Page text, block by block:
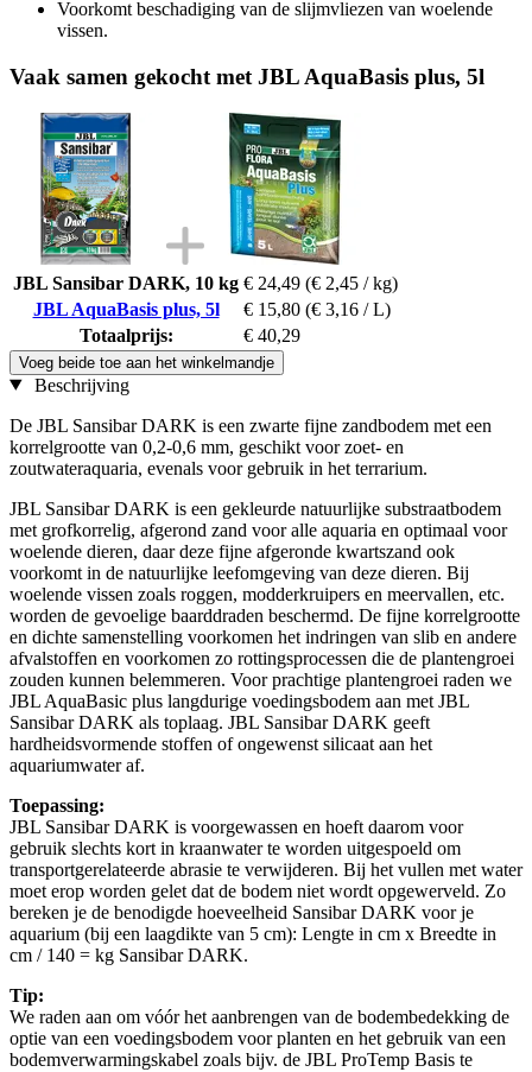
Voorkomt beschadiging van de slijmvliezen van woelende
vissen.
Vaak samen gekocht met JBL AquaBasis plus, 5l
JBL Sansibar DARK, 10 kg € 24,49 (€ 2,45 / kg)
JBL AquaBasis plus, 5l
€ 15,80 (€ 3,16 / L)
Totaalprijs:
€ 40,29
Voeg beide toe aan het winkelmandje
Beschrijving
De JBL Sansibar DARK is een zwarte fijne zandbodem met een
korrelgrootte van 0,2-0,6 mm, geschikt voor zoet- en
zoutwateraquaria, evenals voor gebruik in het terrarium.
JBL Sansibar DARK is een gekleurde natuurlijke substraatbodem
met grofkorrelig, afgerond zand voor alle aquaria en optimaal voor
woelende dieren, daar deze fijne afgeronde kwartszand ook
voorkomt in de natuurlijke leefomgeving van deze dieren. Bij
woelende vissen zoals roggen, modderkruipers en meervallen, etc.
worden de gevoelige baarddraden beschermd. De fijne korrelgrootte
en dichte samenstelling voorkomen het indringen van slib en andere
afvalstoffen en voorkomen zo rottingsprocessen die de plantengroei
zouden kunnen belemmeren. Voor prachtige plantengroei raden we
JBL AquaBasic plus langdurige voedingsbodem aan met JBL
Sansibar DARK als toplaag. JBL Sansibar DARK geeft
hardheidsvormende stoffen of ongewenst silicaat aan het
aquariumwater af.
Toepassing:
JBL Sansibar DARK is voorgewassen en hoeft daarom voor
gebruik slechts kort in kraanwater te worden uitgespoeld om
transportgerelateerde abrasie te verwijderen. Bij het vullen met water
moet erop worden gelet dat de bodem niet wordt opgewerveld. Zo
bereken je de benodigde hoeveelheid Sansibar DARK voor je
aquarium (bij een laagdikte van 5 cm): Lengte in cm x Breedte in
cm / 140 = kg Sansibar DARK.
Tip:
We raden aan om vóór het aanbrengen van de bodembedekking de
optie van een voedingsbodem voor planten en het gebruik van een
bodemverwarmingskabel zoals bijv. de JBL ProTemp Basis te